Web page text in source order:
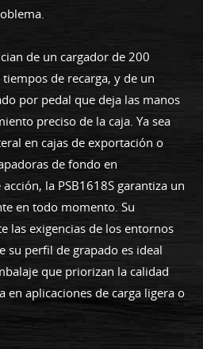
de un cargador de 200
de recarga, y de un
por pedal que deja las manos
preciso de la caja. Ya sea
en cajas de exportación o
de fondo en
la PSB1618S garantiza un
en todo momento. Su
las exigencias de los entornos
su perfil de grapado es ideal
que priorizan la calidad
en aplicaciones de carga ligera o